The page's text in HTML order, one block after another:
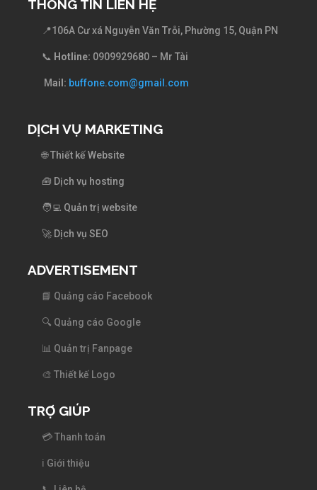
THÔNG TIN LIÊN HỆ
📍106A Cư xá Nguyễn Văn Trỗi, Phường 15, Quận PN
📞 Hotline: 0909929680 – Mr Tài
​ Mail: buffone.com@gmail.com
DỊCH VỤ MARKETING
🌐 Thiết kế Website
🧰 Dịch vụ hosting
🧑‍💻 Quản trị website
🚀 Dịch vụ SEO
ADVERTISEMENT
📘 Quảng cáo Facebook
🔍 Quảng cáo Google
📊 Quản trị Fanpage
🎨 Thiết kế Logo
TRỢ GIÚP
💳 Thanh toán
ℹ️ Giới thiệu